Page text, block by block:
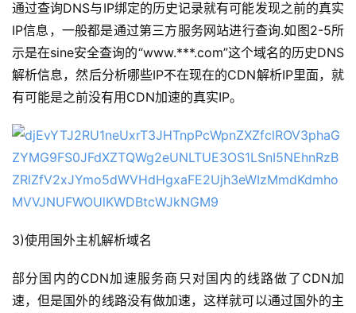
通过查询DNS与IP绑定的历史记录就有可能发现之前的真实
IP信息，一般都是通过第三方服务网站进行查询.如图2-5所
示是在sine安全查询的“www.***.com”这个域名的历史DNS
解析信息，然后分析哪些IP不在现在的CDN解析IP里面，就
有可能是之前没有用CDN加速的真实IP。
3)使用国外主机解析域名
部分国内的CDN加速服务商只对国内的线路做了CDN加
速，但是国外的线路没有做加速，这样就可以通过国外的主